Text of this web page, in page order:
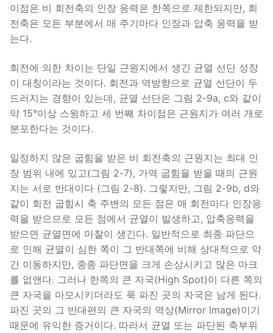
이점은 비 회전축의 인장 응력은 한쪽으로 제한되지만, 회
전축은 모든 부분에서 매 주기마다 인장과 압축 응력을 받
는다.
회전에 의한 차이는 단일 근원지에서 생긴 균열 선단 성장
이 대칭이라는 것이다. 회전과 역방향으로 균열 선단이 두
드러지는 경향이 있는데, 균열 선단은 그림 2-9a, c와 같이
약 15°이상 스윙하고 세 번째 차이점은 근원지가 여러 개로
분포한다는 것이다.
일정하지 않은 굽힘을 받은 비 회전축의 근원지는 최대 인
장 범위 내에 있고(그림 2-7), 가역 굽힘을 받을 때의 근원
지는 서로 반대이다 (그림 2-8). 그렇지만, 그림 2-9b, d와
같이 회전 굽힘시 축 주변의 모든 점은 매 회전마다 인장응
력을 받으므로 모든 점에서 균열이 발생하고, 압축응력을
받으면 균열면에 마찰이 생긴다. 일반적으로 최종 파단으
로 인해 균열이 심한 쪽이 그 반대쪽에 비해 상대적으로 약
간 이동하지만, 종종 파단면을 크게 손상시키고 많은 마크
를 없앤다. 그러나 한쪽의 큰 자국(High Spot)이 다른 쪽의
큰 자국을 마모시키더라도 푹 파진 곳의 자국은 남게 된다.
파진 곳의 그 반대편의 큰 자국의 역상(Mirror Image)이기
때문에 유익한 증거이다. 따라서 균열 또는 파단된 축부위